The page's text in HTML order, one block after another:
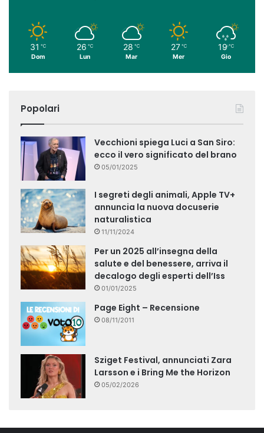
31 ℃
Dom
26 ℃
Lun
28 ℃
Mar
27 ℃
Mer
19 ℃
Gio
Popolari
Vecchioni spiega Luci a San Siro:
ecco il vero significato del brano
05/01/2025
I segreti degli animali, Apple TV+
annuncia la nuova docuserie
naturalistica
11/11/2024
Per un 2025 all’insegna della
salute e del benessere, arriva il
decalogo degli esperti dell’Iss
01/01/2025
Page Eight – Recensione
08/11/2011
Sziget Festival, annunciati Zara
Larsson e i Bring Me the Horizon
05/02/2026